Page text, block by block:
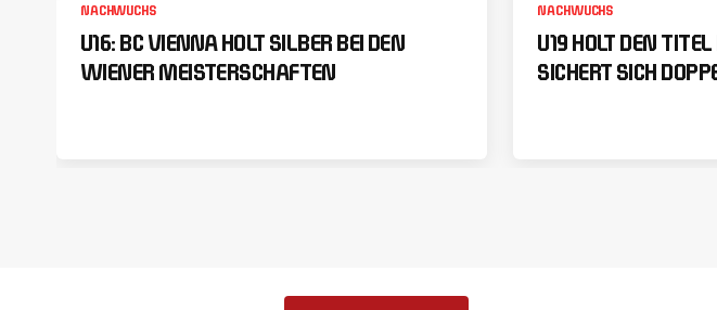
NACHWUCHS
U16: BC VIENNA HOLT SILBER BEI DEN
WIENER MEISTERSCHAFTEN
NACHWUCHS
U19 HOLT DEN
SICHERT SICH